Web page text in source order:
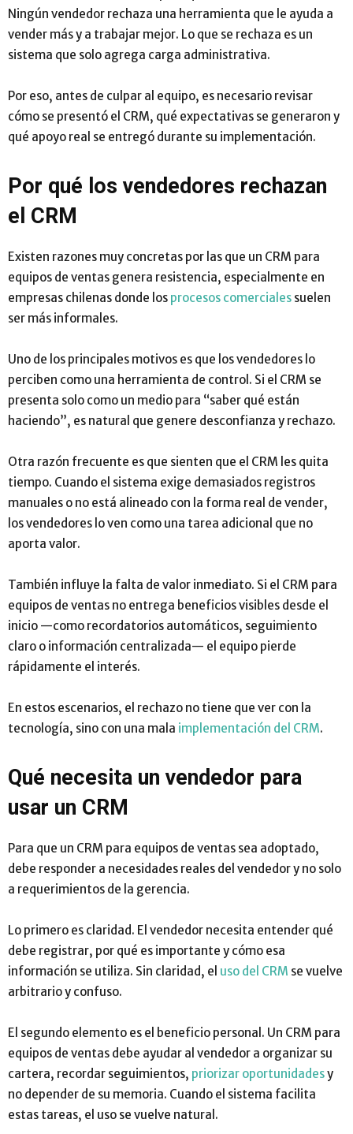
Ningún vendedor rechaza una herramienta que le ayuda a
vender más y a trabajar mejor. Lo que se rechaza es un
sistema que solo agrega carga administrativa.
Por eso, antes de culpar al equipo, es necesario revisar
cómo se presentó el CRM, qué expectativas se generaron y
qué apoyo real se entregó durante su implementación.
Por qué los vendedores rechazan
el CRM
Existen razones muy concretas por las que un CRM para
equipos de ventas genera resistencia, especialmente en
empresas chilenas donde los procesos comerciales suelen
ser más informales.
Uno de los principales motivos es que los vendedores lo
perciben como una herramienta de control. Si el CRM se
presenta solo como un medio para “saber qué están
haciendo”, es natural que genere desconfianza y rechazo.
Otra razón frecuente es que sienten que el CRM les quita
tiempo. Cuando el sistema exige demasiados registros
manuales o no está alineado con la forma real de vender,
los vendedores lo ven como una tarea adicional que no
aporta valor.
También influye la falta de valor inmediato. Si el CRM para
equipos de ventas no entrega beneficios visibles desde el
inicio —como recordatorios automáticos, seguimiento
claro o información centralizada— el equipo pierde
rápidamente el interés.
En estos escenarios, el rechazo no tiene que ver con la
tecnología, sino con una mala implementación del CRM.
Qué necesita un vendedor para
usar un CRM
Para que un CRM para equipos de ventas sea adoptado,
debe responder a necesidades reales del vendedor y no solo
a requerimientos de la gerencia.
Lo primero es claridad. El vendedor necesita entender qué
debe registrar, por qué es importante y cómo esa
información se utiliza. Sin claridad, el uso del CRM se vuelve
arbitrario y confuso.
El segundo elemento es el beneficio personal. Un CRM para
equipos de ventas debe ayudar al vendedor a organizar su
cartera, recordar seguimientos, priorizar oportunidadesy
no depender de su memoria. Cuando el sistema facilita
estas tareas, el uso se vuelve natural.